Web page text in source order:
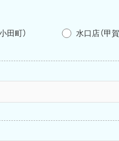
田町） 水口店（甲